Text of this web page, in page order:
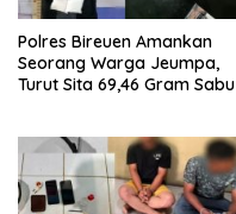
Polres Bireuen Amankan
Seorang Warga Jeumpa,
Turut Sita 69,46 Gram Sabu